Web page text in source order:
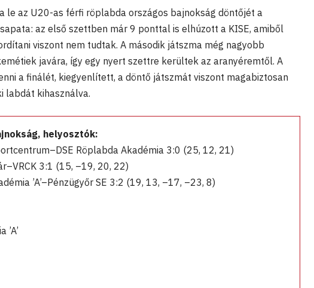
le az U20-as férfi röplabda országos bajnokság döntőjét a
az első szettben már 9 ponttal is elhúzott a KISE, amiből
viszont nem tudtak. A második játszma még nagyobb
javára, így egy nyert szettre kerültek az aranyéremtől. A
a finálét, kiegyenlített, a döntő játszmát viszont magabiztosan
labdát kihasználva.
helyosztók:
Röplabda Akadémia 3:0 (25, 12, 21)
3:1 (15, –19, 20, 22)
’A’–Pénzügyőr SE 3:2 (19, 13, –17, –23, 8)